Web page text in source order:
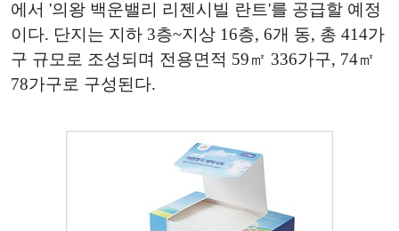
에서 '의왕 백운밸리 리젠시빌 란트'를 공급할 예정
이다. 단지는 지하 3층~지상 16층, 6개 동, 총 414가
구 규모로 조성되며 전용면적 59㎡ 336가구, 74㎡
78가구로 구성된다.